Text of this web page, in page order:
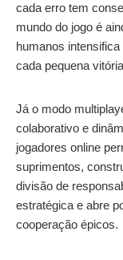
cada erro tem
mundo do jogo é
humanos
cada pequena
Já o modo
colaborativo e
jogadores online
suprimentos,
divisão de
estratégica e abre
cooperação épicos.